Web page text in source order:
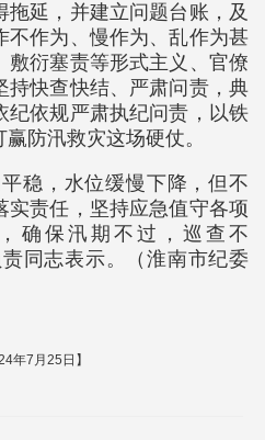
延，并建立问题台账，及
不作为、慢作为、乱作为甚
敷衍塞责等形式主义、官僚
持快查快结、严肃问责，典
纪依规严肃执纪问责，以铁
防汛救灾这场硬仗。
稳，水位缓慢下降，但不
实责任，坚持应急值守各项
确保汛期不过，巡查不
同志表示。（淮南市纪委
年7月25日】